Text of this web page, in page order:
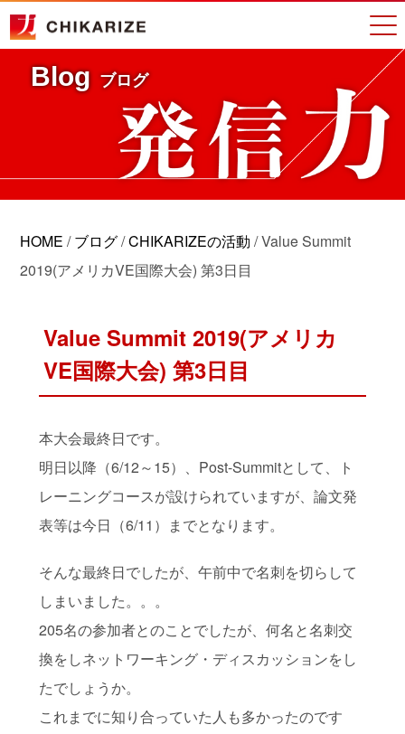
Blog ブログ
HOME /ブログ/CHIKARIZEの活動 /Value Summit
2019(アメリカVE国際大会) 第3日目
Value Summit 2019(アメリカ
VE国際大会) 第3日目
本大会最終日です。
明日以降（6/12～15）、Post-Summitとして、ト
レーニングコースが設けられていますが、論文発
表等は今日（6/11）までとなります。
そんな最終日でしたが、午前中で名刺を切らして
しまいました。。。
205名の参加者とのことでしたが、何名と名刺交
換をしネットワーキング・ディスカッションをし
たでしょうか。
これまでに知り合っていた人も多かったのです